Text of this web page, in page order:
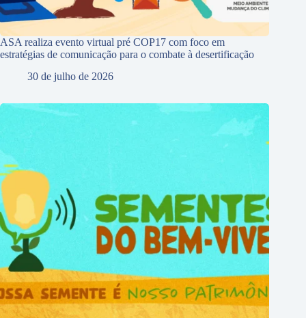
ASA realiza evento virtual pré COP17 com foco em
estratégias de comunicação para o combate à desertificação
30 de julho de 2026